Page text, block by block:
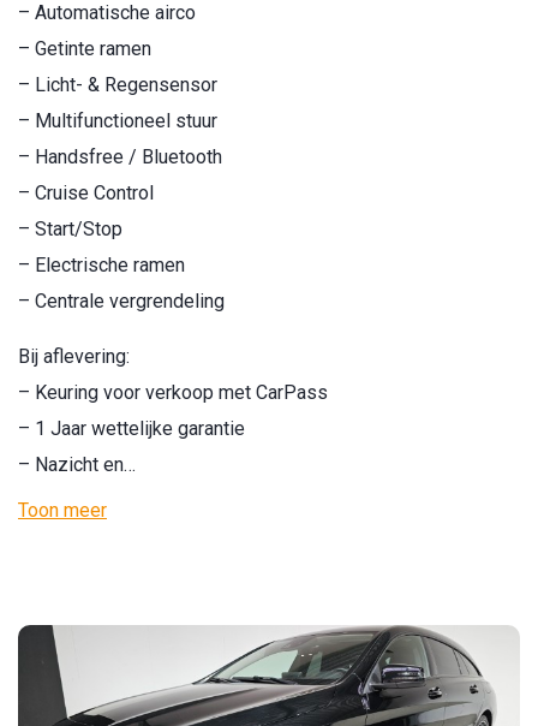
– Automatische airco
– Getinte ramen
– Licht- & Regensensor
– Multifunctioneel stuur
– Handsfree / Bluetooth
– Cruise Control
– Start/Stop
– Electrische ramen
– Centrale vergrendeling
Bij aflevering:
– Keuring voor verkoop met CarPass
– 1 Jaar wettelijke garantie
– Nazicht en…
Toon meer